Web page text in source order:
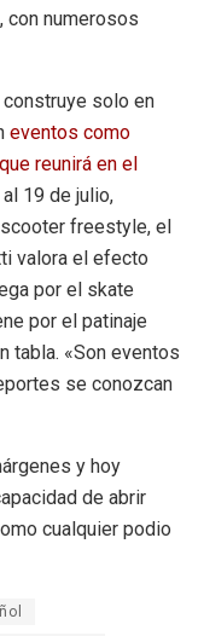
con numerosos
solo en
eventos como
reunirá en el
19 de julio,
freestyle, el
valora el efecto
por el skate
por el patinaje
tabla. «Son eventos
se conozcan
y hoy
de abrir
cualquier podio